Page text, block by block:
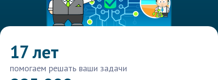
17 лет
помогаем решать ваши задачи